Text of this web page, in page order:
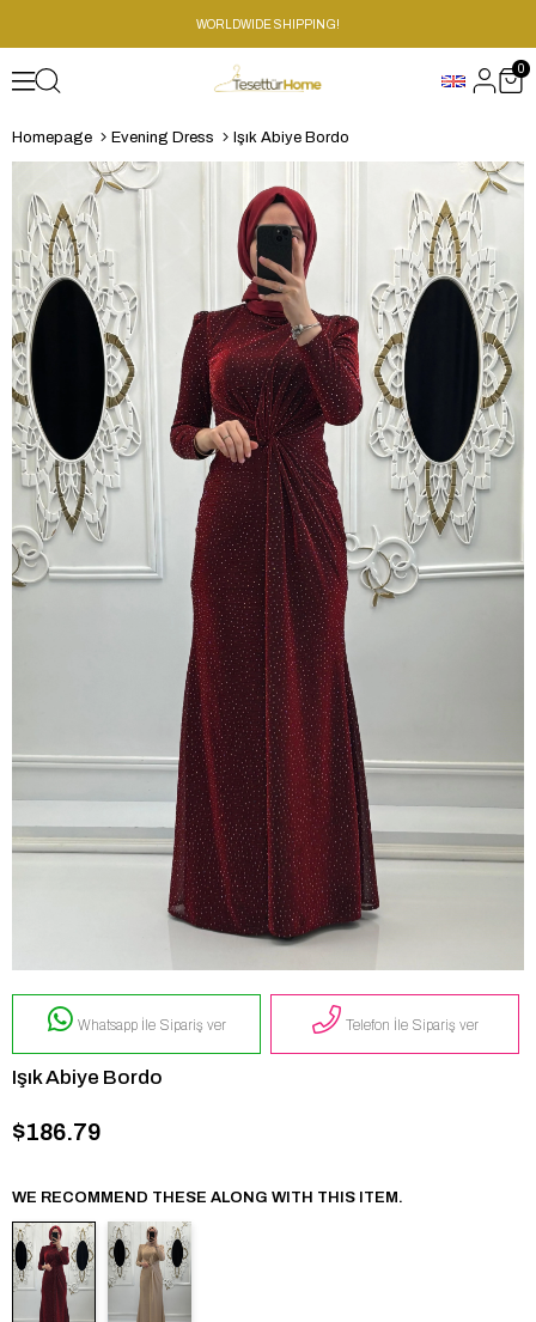
WORLDWIDE SHIPPING!
0
Homepage Evening Dress Işık Abiye Bordo
Whatsapp İle Sipariş ver Telefon İle Sipariş ver
Işık Abiye Bordo
$186.79
WE RECOMMEND THESE ALONG WITH THIS ITEM.